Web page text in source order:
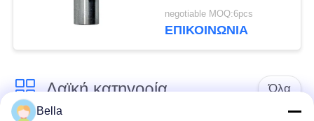
ψεκασμού καυσίμου
ντίζελ CR Ακροφύσιο
negotiable MOQ:6pcs
ΕΠΙΚΟΙΝΩΝΙΑ
Λαϊκή κατηγορία Όλα
Bella